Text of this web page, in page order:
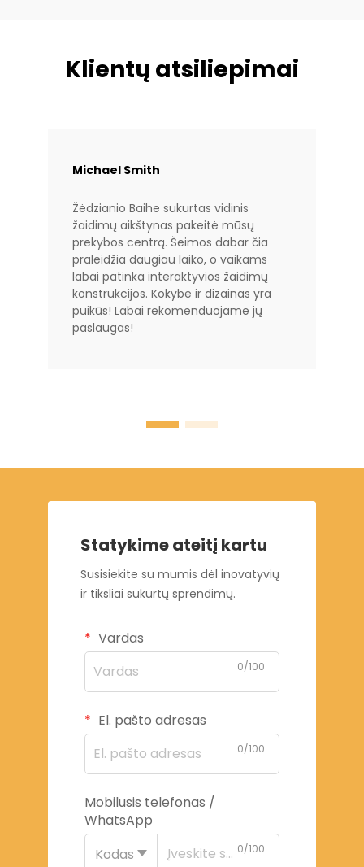
Klientų atsiliepimai
Michael Smith
Žėdzianio Baihe sukurtas vidinis
žaidimų aikštynas pakeitė mūsų
prekybos centrą. Šeimos dabar čia
praleidžia daugiau laiko, o vaikams
labai patinka interaktyvios žaidimų
konstrukcijos. Kokybė ir dizainas yra
puikūs! Labai rekomenduojame jų
paslaugas!
Statykime ateitį kartu
Susisiekite su mumis dėl inovatyvių
ir tiksliai sukurtų sprendimų.
Vardas
0/100
El. pašto adresas
0/100
Mobilusis telefonas /
WhatsApp
Kodas
0/100